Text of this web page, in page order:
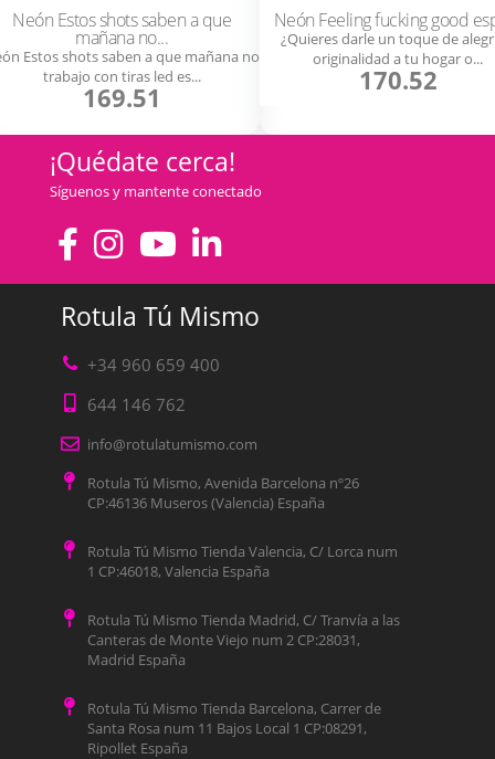
Neón Estos shots saben a que
mañana no...
Estos shots saben a que mañana no
trabajo con tiras led es...
169.51
Neón Feeling fucking good
¿Quieres darle un toque de
originalidad a tu hogar o...
170.52
¡Quédate cerca!
Síguenos y mantente conectado
Rotula Tú Mismo
+34 960 659 400
644 146 762
info@rotulatumismo.com
Rotula Tú Mismo, Avenida Barcelona nº26
CP:46136 Museros (Valencia) España
Rotula Tú Mismo Tienda Valencia, C/ Lorca num
1 CP:46018, Valencia España
Rotula Tú Mismo Tienda Madrid, C/ Tranvía a las
Canteras de Monte Viejo num 2 CP:28031,
Madrid España
Rotula Tú Mismo Tienda Barcelona, Carrer de
Santa Rosa num 11 Bajos Local 1 CP:08291,
Ripollet España